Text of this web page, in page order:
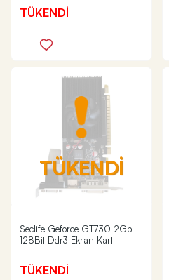
TÜKENDİ
TÜKENDİ
Seclife Geforce GT730 2Gb
128Bit Ddr3 Ekran Kartı
TÜKENDİ